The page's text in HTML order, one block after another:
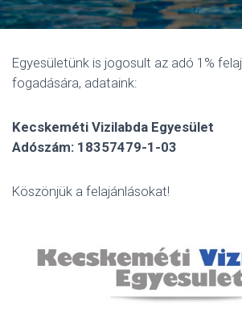
Egyesületünk is jogosult az adó 1%
fogadására, adataink:
Kecskeméti Vizilabda Egyesület
Adószám: 18357479-1-03
Köszönjük a felajánlásokat!